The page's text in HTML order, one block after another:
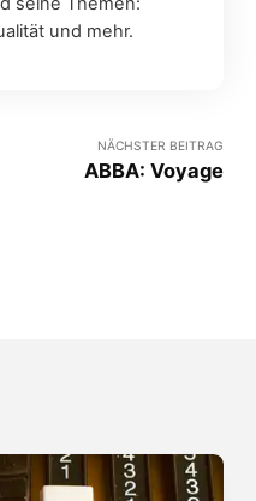
und mehr.
NÄCHSTER BEITRAG
ABBA: Voyage